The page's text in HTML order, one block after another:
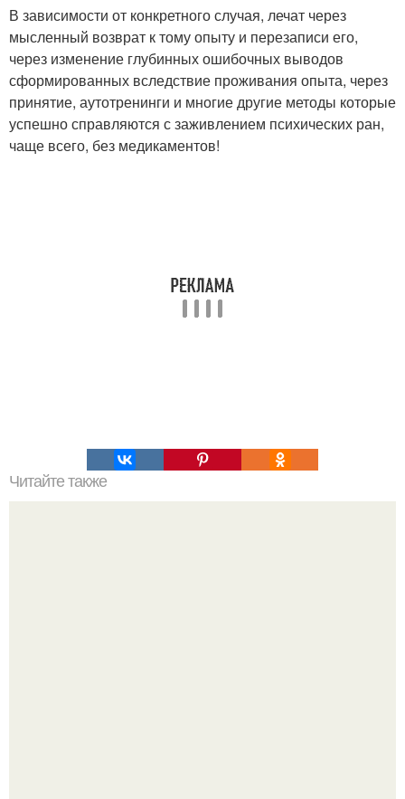
В зависимости от конкретного случая, лечат через
мысленный возврат к тому опыту и перезаписи его,
через изменение глубинных ошибочных выводов
сформированных вследствие проживания опыта, через
принятие, аутотренинги и многие другие методы которые
успешно справляются с заживлением психических ран,
чаще всего, без медикаментов!
Читайте также